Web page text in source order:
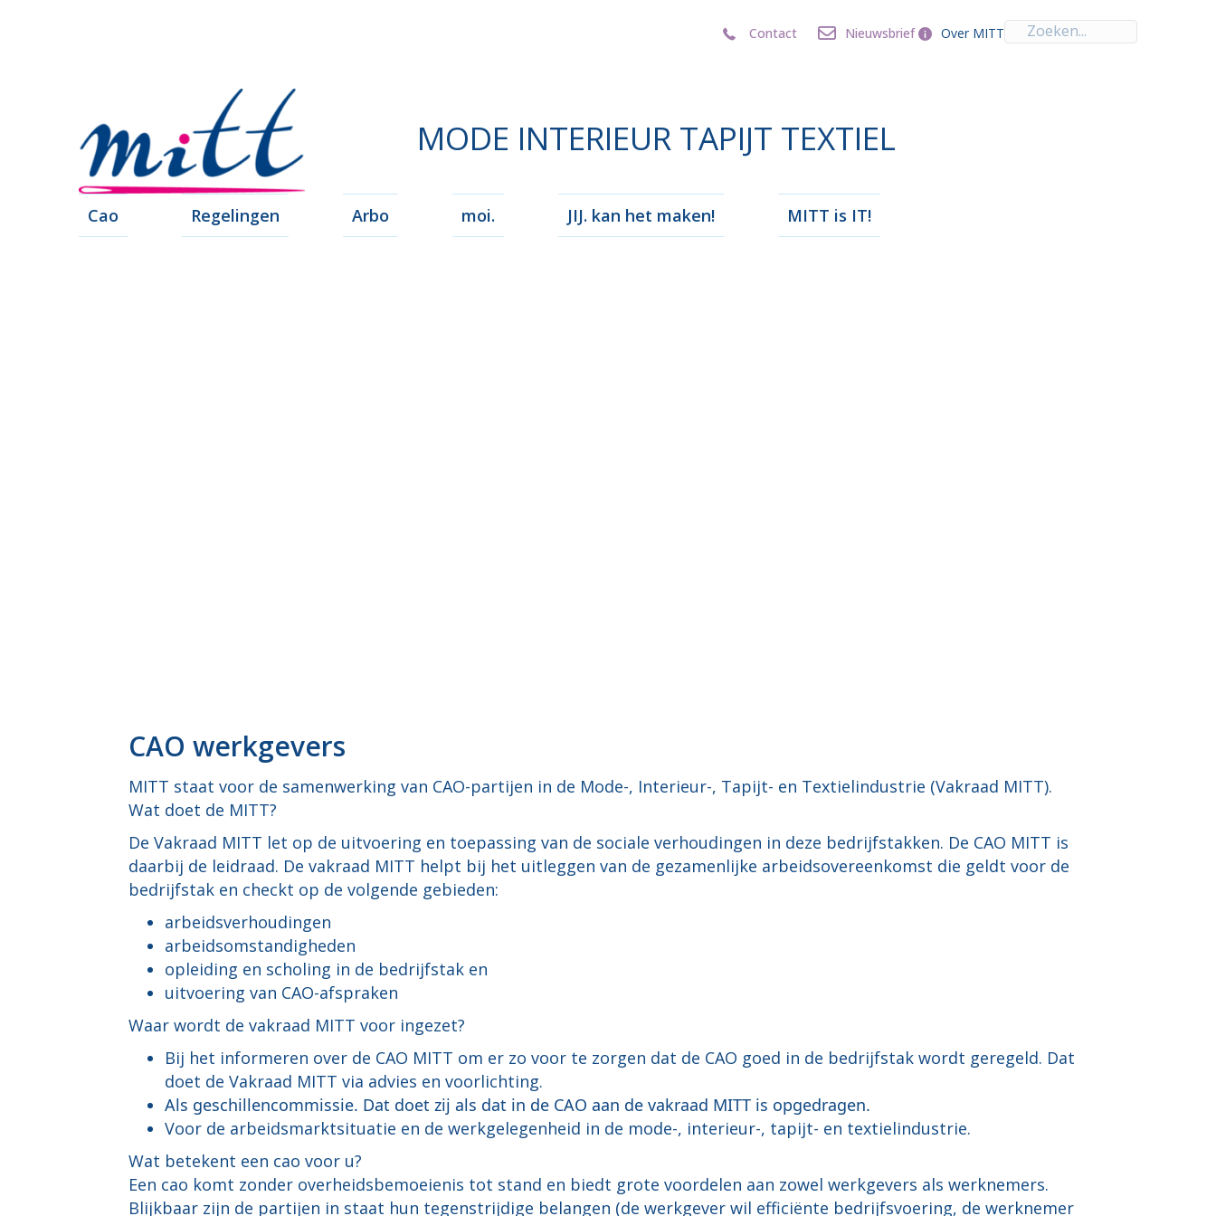
ContactContact Nieuwsbrief
Nieuwsbrief Over MITT
Over MITT
MODE INTERIEUR TAPIJT TEXTIEL
Cao Regelingen Arbo moi. JIJ. kan het maken! MITT is IT!
CAO werkgevers
MITT staat voor de samenwerking van CAO-partijen in de Mode-, Interieur-, Tapijt- en Textielindustrie (Vakraad MITT).
Wat doet de MITT?
De Vakraad MITT let op de uitvoering en toepassing van de sociale verhoudingen in deze bedrijfstakken. De CAO MITT is
daarbij de leidraad. De vakraad MITT helpt bij het uitleggen van de gezamenlijke arbeidsovereenkomst die geldt voor de
bedrijfstak en checkt op de volgende gebieden:
arbeidsverhoudingen
arbeidsomstandigheden
opleiding en scholing in de bedrijfstak en
uitvoering van CAO-afspraken
Waar wordt de vakraad MITT voor ingezet?
Bij het informeren over de CAO MITT om er zo voor te zorgen dat de CAO goed in de bedrijfstak wordt geregeld. Dat
doet de Vakraad MITT via advies en voorlichting.
Als geschillencommissie. Dat doet zij als dat in de CAO aan de vakraad MITT is opgedragen.
Voor de arbeidsmarktsituatie en de werkgelegenheid in de mode-, interieur-, tapijt- en textielindustrie.
Wat betekent een cao voor u?
Een cao komt zonder overheidsbemoeienis tot stand en biedt grote voordelen aan zowel werkgevers als werknemers.
Blijkbaar zijn de partijen in staat hun tegenstrijdige belangen (de werkgever wil efficiënte bedrijfsvoering, de werknemer